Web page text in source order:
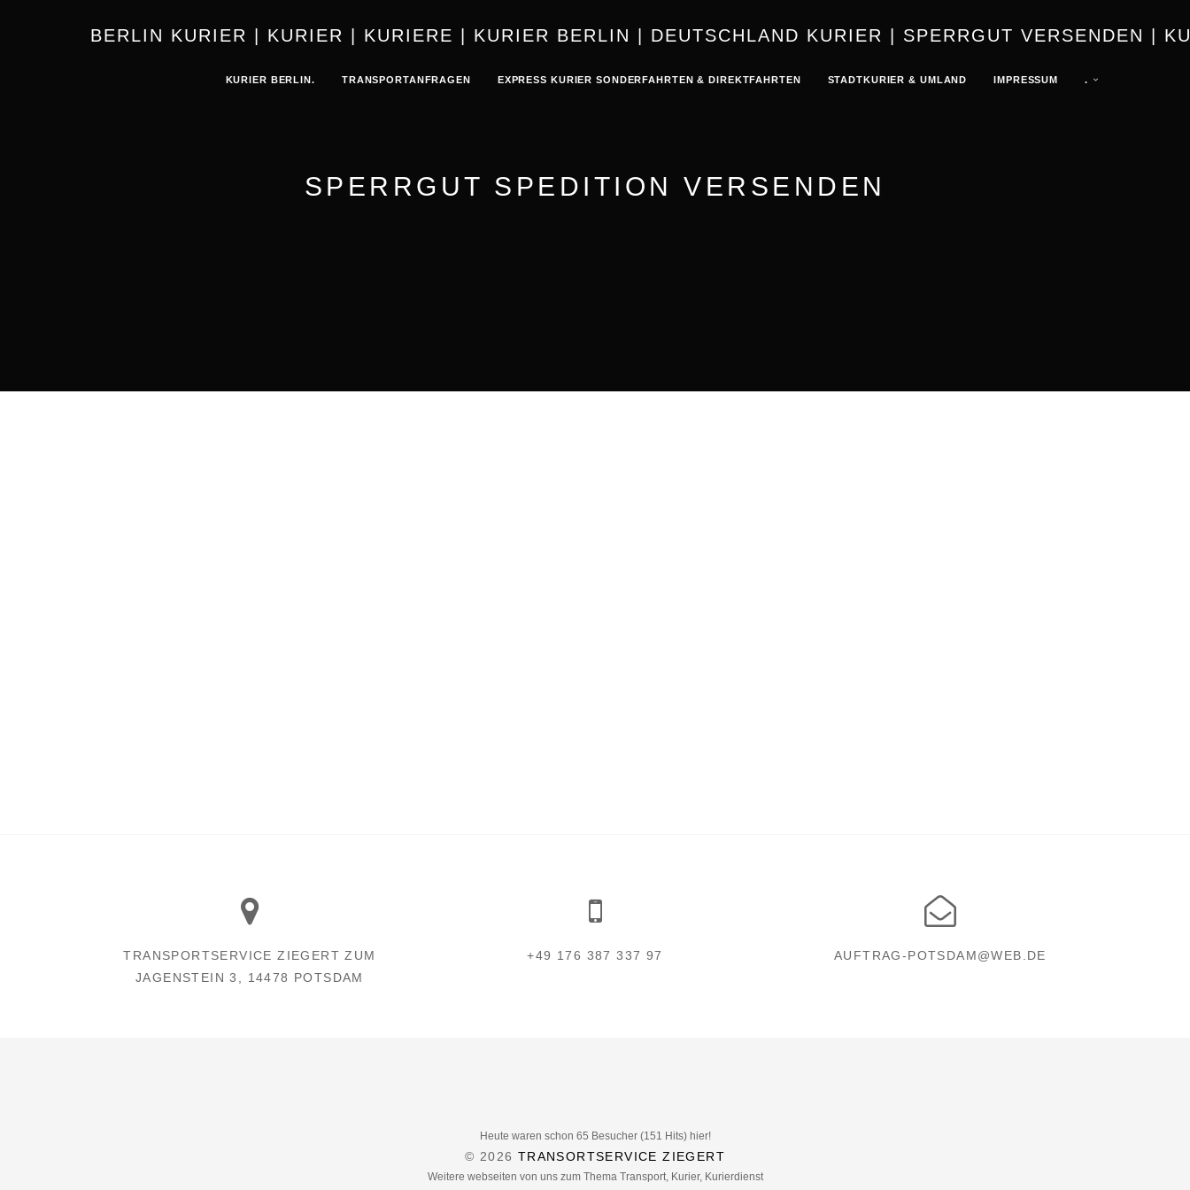
BERLIN KURIER | KURIER |
KURIER BERLIN. TRANSPORTANFRAGEN EXPRESS KURIER SONDERFAHRTEN & DIREKTFAHRTEN STADTKURIER & UMLAND IMPRESSUM .
SPERRGUT SPEDITION VERSENDEN
TRANSPORTSERVICE ZIEGERT ZUM
JAGENSTEIN 3, 14478 POTSDAM
+49 176 387 337 97 AUFTRAG-POTSDAM@WEB.DE
Heute waren schon 65 Besucher (151 Hits) hier!
© 2026 TRANSORTSERVICE ZIEGERT
Weitere webseiten von uns zum Thema Transport, Kurier, Kurierdienst